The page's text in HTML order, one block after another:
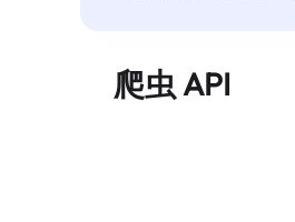
爬虫 API